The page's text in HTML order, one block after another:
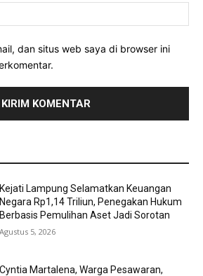
dan situs web saya di browser ini
Kejati Lampung Selamatkan Keuangan
Negara Rp1,14 Triliun, Penegakan Hukum
Berbasis Pemulihan Aset Jadi Sorotan
Agustus 5, 2026
Cyntia Martalena, Warga Pesawaran,